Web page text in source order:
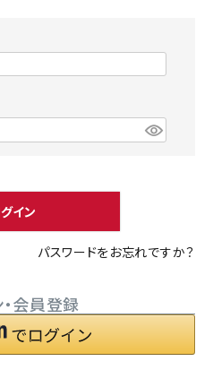
person 新規会員登録
イン
パスワードをお忘れですか？
会員登録